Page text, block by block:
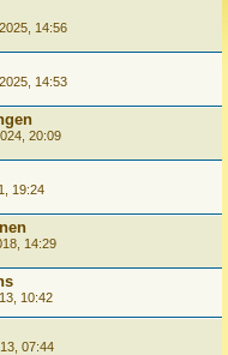
14:56
14:53
20:09
19:24
14:29
10:42
07:44